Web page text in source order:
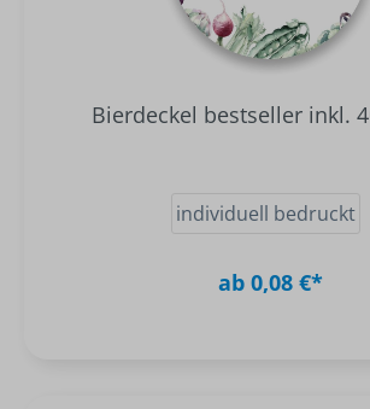
Bierdeckel bestseller inkl.
individuell bedruckt
ab 0,08 €*